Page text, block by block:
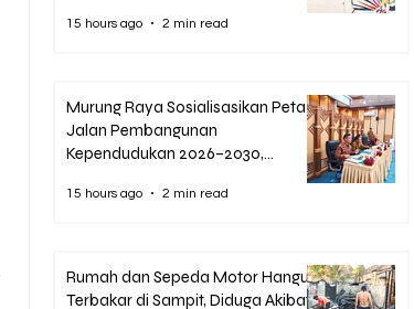
15 hours ago 2 min read
Murung Raya Sosialisasikan Peta
Jalan Pembangunan
Kependudukan 2026–2030,
Demografi
15 hours ago 2 min read
Rumah dan Sepeda Motor Hangus
Terbakar di Sampit, Diduga Akibat